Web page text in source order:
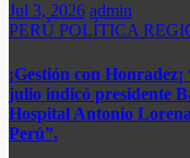
Jul 3, 2026 admin
PERÚ POLÍTICA
¡Gestión con
julio indicó presidente
Hospital Antonio
Perú”.​